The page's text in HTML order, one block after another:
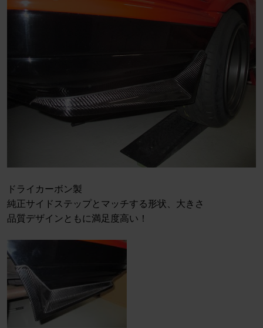
ドライカーボン製
純正サイドステップとマッチする形状、大きさ
品質デザインともに満足度高い！